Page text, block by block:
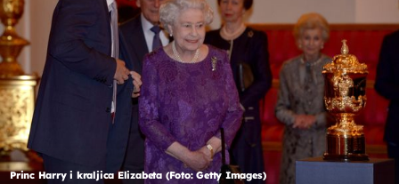
Princ Harry i kraljica Elizabeta (Foto: Getty Images)